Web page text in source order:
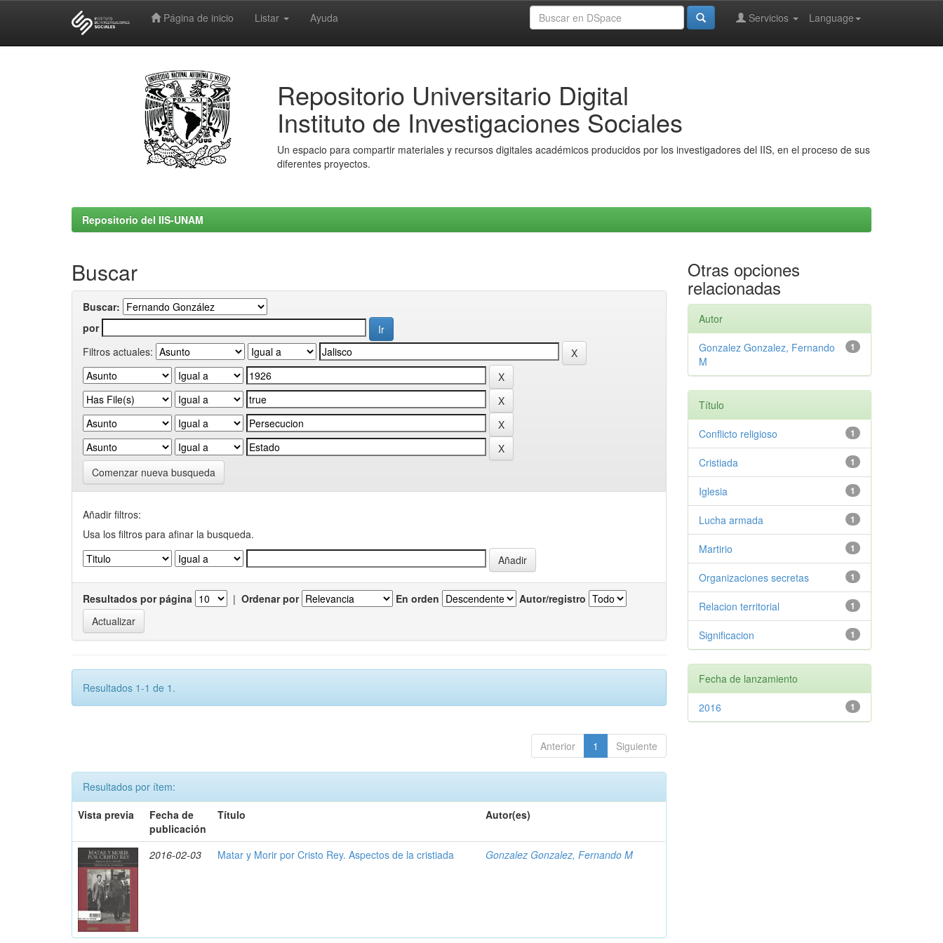
Página de inicio Listar Ayuda Language
Servicios
Repositorio Universitario Digital
Instituto de Investigaciones Sociales
Un espacio para compartir materiales y recursos digitales académicos producidos por los investigadores del IIS, en el proceso de sus
diferentes proyectos.
Repositorio del IIS-UNAM
Buscar
Buscar:
por
Filtros actuales:
Comenzar nueva busqueda
Añadir filtros:
Usa los filtros para afinar la busqueda.
Resultados por página | Ordenar por En orden Autor/registro
Resultados 1-1 de 1.
Anterior 1 Siguiente
Resultados por ítem:
Vista previa
Fecha de
publicación
Título Autor(es)
2016-02-03 Matar y Morir por Cristo Rey. Aspectos de la cristiada Gonzalez Gonzalez, Fernando M
Otras opciones
relacionadas
Autor
1
Gonzalez Gonzalez, Fernando
M
Título
1
Conflicto religioso
1
Cristiada
1
Iglesia
1
Lucha armada
1
Martirio
1
Organizaciones secretas
1
Relacion territorial
1
Significacion
Fecha de lanzamiento
1
2016